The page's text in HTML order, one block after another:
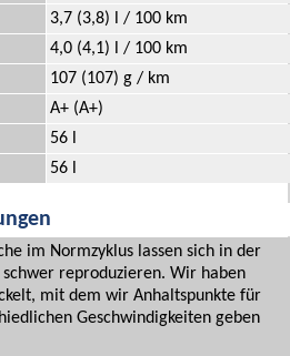
3,7 (3,8) l / 100 km
4,0 (4,1) l / 100 km
107 (107) g / km
A+ (A+)
56 l
56 l
im Normzyklus lassen sich in der
reproduzieren. Wir haben
mit dem wir Anhaltspunkte für
Geschwindigkeiten geben